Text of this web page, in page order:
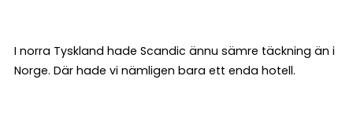
I norra Tyskland hade Scandic ännu sämre täckning än i
Norge. Där hade vi nämligen bara ett enda hotell.